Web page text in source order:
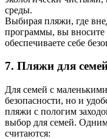
среды.
Выбирая пляжи, где
программы, вы вносите
обеспечиваете себе
7. Пляжи для
Для семей с
безопасности, но и
пляжи с пологим
выбор для семей.
считаются: